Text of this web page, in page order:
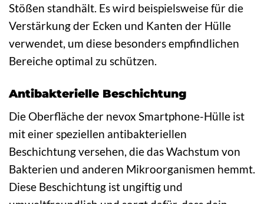
Stößen standhält. Es wird beispielsweise für die
Verstärkung der Ecken und Kanten der Hülle
verwendet, um diese besonders empfindlichen
Bereiche optimal zu schützen.
Antibakterielle Beschichtung
Die Oberfläche der nevox Smartphone-Hülle ist
mit einer speziellen antibakteriellen
Beschichtung versehen, die das Wachstum von
Bakterien und anderen Mikroorganismen hemmt.
Diese Beschichtung ist ungiftig und